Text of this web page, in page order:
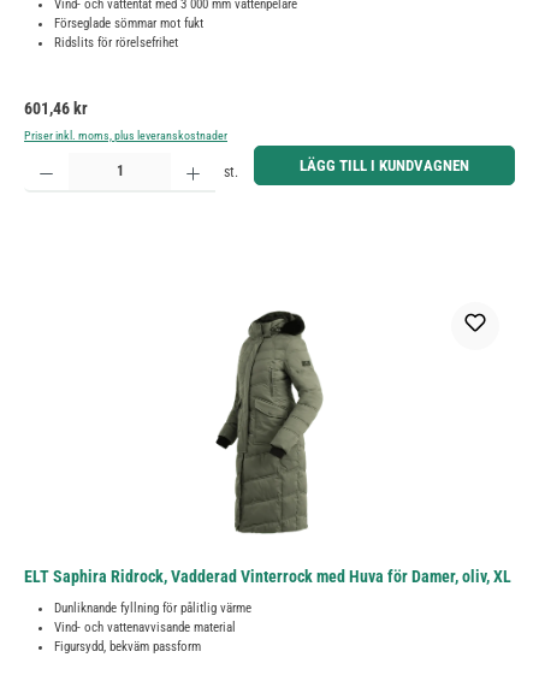
Vind- och vattentät med 3 000 mm vattenpelare
Förseglade sömmar mot fukt
Ridslits för rörelsefrihet
Ordinarie pris:
601,46 kr
Priser inkl. moms, plus leveranskostnader
Produktkvantitet: Ange önskat belopp eller använd knapparna för att öka eller minska kvantiteten.
st. LÄGG TILL I KUNDVAGNEN
ELT Saphira Ridrock, Vadderad Vinterrock med Huva för Damer, oliv, XL
Dunliknande fyllning för pålitlig värme
Vind- och vattenavvisande material
Figursydd, bekväm passform